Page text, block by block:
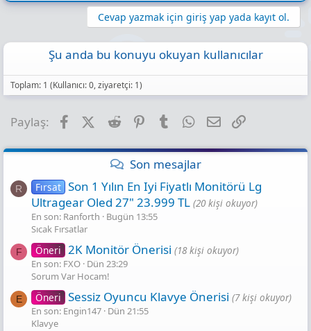
Cevap yazmak için giriş yap yada kayıt ol.
Şu anda bu konuyu okuyan kullanıcılar
Toplam: 1 (Kullanıcı: 0, ziyaretçi: 1)
Paylaş: FacebookX (Twitter)
Reddit PinterestTumblr WhatsApp
E-posta
Son mesajlar
R Fırsat Son 1 Yılın En Iyi Fiyatlı Monitörü Lg
Ultragear Oled 27" 23.999 TL (20 kişi okuyor)
En son: Ranforth
Bugün 13:55
Sıcak Fırsatlar
F Öneri 2K Monitör Önerisi (18 kişi okuyor)
En son: FXO Dün 23:29
Sorum Var Hocam!
E Öneri Sessiz Oyuncu Klavye Önerisi (7 kişi okuyor)
En son: Engin147 Dün 21:55
Klavye